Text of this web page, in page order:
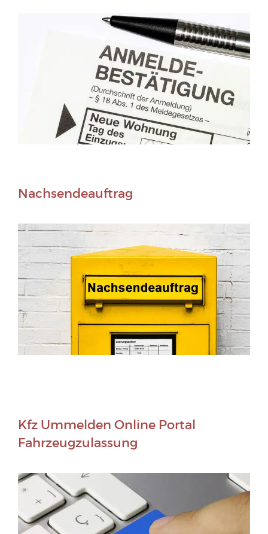
Nachsendeauftrag
Kfz Ummelden Online Portal
Fahrzeugzulassung